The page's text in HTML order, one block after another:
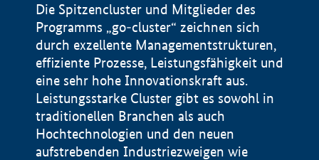
Die Spitzencluster und Mitglieder des
Programms „go-cluster“ zeichnen sich
durch exzellente Managementstrukturen,
effiziente Prozesse, Leistungsfähigkeit und
eine sehr hohe Innovationskraft aus.
Leistungsstarke Cluster gibt es sowohl in
traditionellen Branchen als auch
Hochtechnologien und den neuen
aufstrebenden Industriezweigen wie